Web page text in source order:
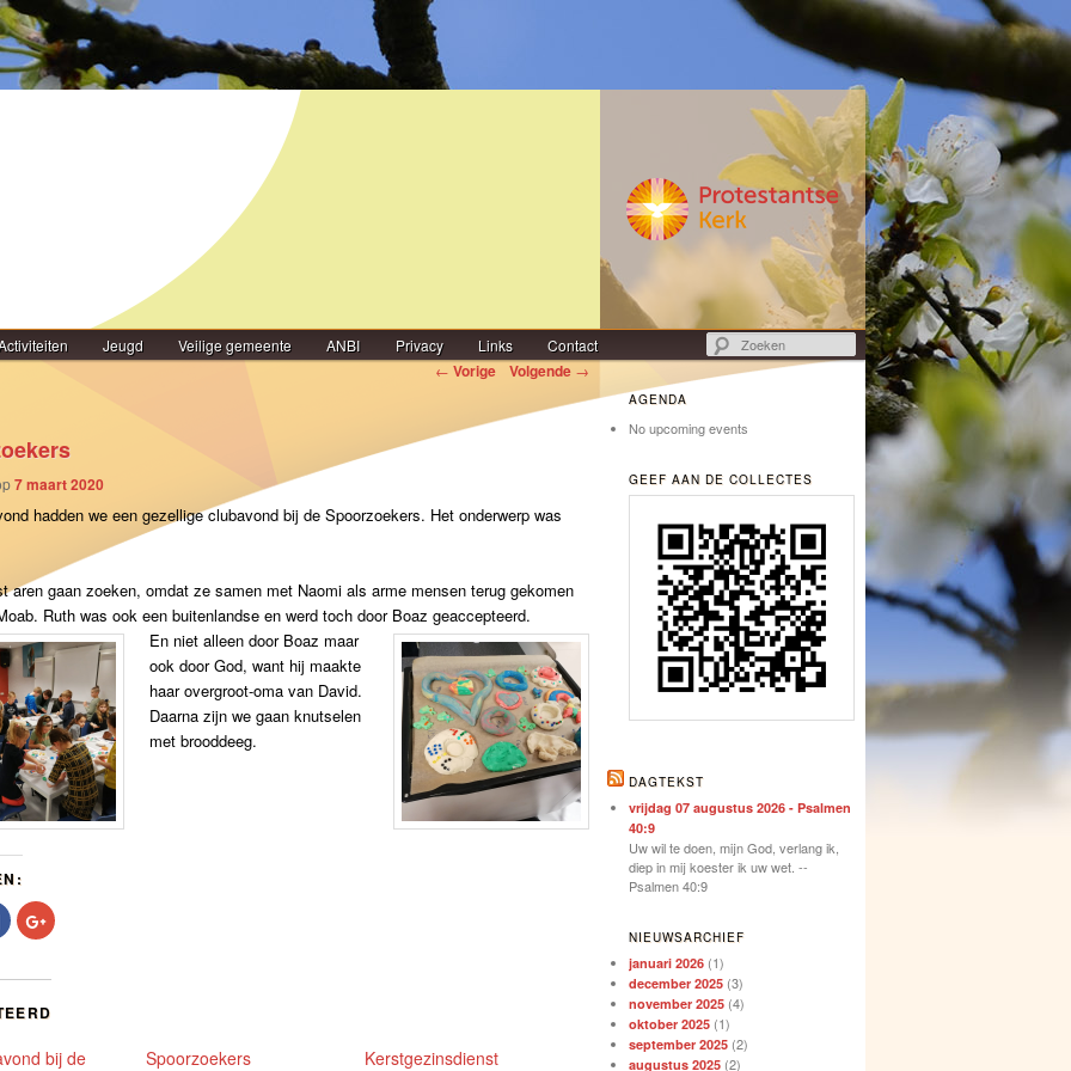
Jeugd Veilige gemeente ANBI Privacy Links Contact
Zoeken
← Vorige Volgende →
7 maart 2020
hadden we een gezellige clubavond bij de Spoorzoekers. Het onderwerp was
aren gaan zoeken, omdat ze samen met Naomi als arme mensen terug gekomen
Ruth was ook een buitenlandse en werd toch door Boaz geaccepteerd.
En niet alleen door Boaz maar
ook door God, want hij maakte
haar overgroot-oma van David.
Daarna zijn we gaan knutselen
met brooddeeg.
Klik
om
op
(Wordt
in
venster
Klik
om
te
(Wordt
in
venster
bij de
Spoorzoekers
Kerstgezinsdienst
AGENDA
No upcoming events
GEEF AAN DE COLLECTES
DAGTEKST
vrijdag 07 augustus 2026 - Psalmen
40:9
Uw wil te doen, mijn God, verlang ik,
diep in mij koester ik uw wet. --
Psalmen 40:9
NIEUWSARCHIEF
januari 2026 (1)
december 2025 (3)
november 2025 (4)
oktober 2025 (1)
september 2025 (2)
augustus 2025 (2)